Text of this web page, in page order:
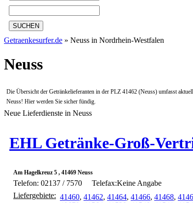
SUCHEN
Getraenkesurfer.de » Neuss in Nordrhein-Westfalen
Neuss
Die Übersicht der Getränkelieferanten in der PLZ 41462 (Neuss) umfasst
Neuss! Hier werden Sie sicher fündig.
Neue Lieferdienste in Neuss
EHL Getränke-Groß-
Am Hagelkreuz 5 , 41469 Neuss
Telefon: 02137 / 7570
Telefax:Keine Angabe
Liefergebiete: 41460, 41462, 41464, 41466, 41468,